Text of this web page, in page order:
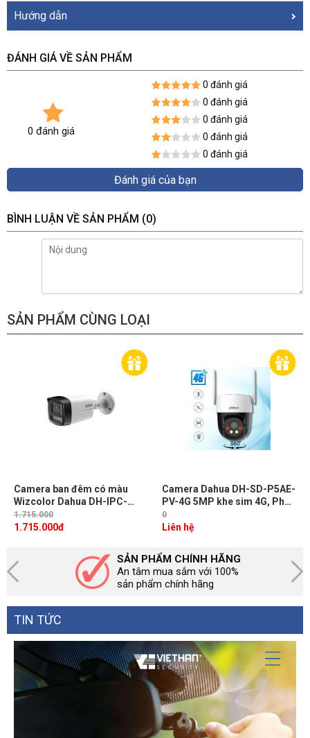
Hướng dẫn
ĐÁNH GIÁ VỀ SẢN PHẨM
0 đánh giá
0 đánh giá
0 đánh giá
0 đánh giá
0 đánh giá
0 đánh giá
Đánh giá của bạn
BÌNH LUẬN VỀ SẢN PHẨM (0)
SẢN PHẨM CÙNG LOẠI
Camera ban đêm có màu
Wizcolor Dahua DH-IPC-
HFW2449TL-S-PRO 4MP
hồng ngoại 50m, AI-ISP
1.715.000
1.715.000đ
Camera Dahua DH-SD-P5AE-
PV-4G 5MP khe sim 4G, Phát
hiện người, xe, Theo dõi
chuyển động, Tích hợp Mic &
0
Liên hệ
SẢN PHẨM CHÍNH HÃNG
An tâm mua sắm với 100%
sản phẩm chính hãng
TIN TỨC